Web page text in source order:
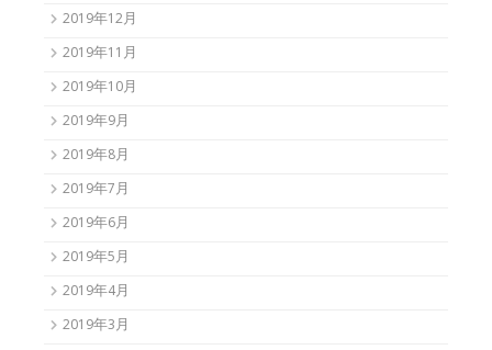
2019年12月
2019年11月
2019年10月
2019年9月
2019年8月
2019年7月
2019年6月
2019年5月
2019年4月
2019年3月